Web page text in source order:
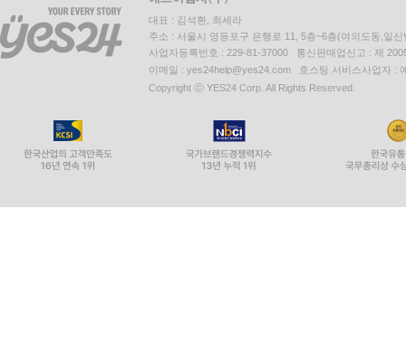
대표 : 김석환, 최세라
주소 : 서울시 영등포구 은행로 11, 5층~6층(여의도동,일신
사업자등록번호 : 229-81-37000 통신판매업신고 : 제
이메일 : yes24help@yes24.com 호스팅 서비스사업자 :
Copyright ⓒ YES24 Corp. All Rights Reserved.